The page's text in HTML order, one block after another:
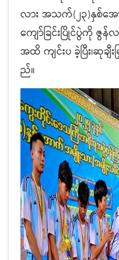
လား အသက်(၂၃)နှစ်အေ
ကျော်ခြင်းပြိုင်ပွဲကို ဇွ
အထိ ကျင်းပ ခဲ့ပြီး၊ဆုခ
ည်။